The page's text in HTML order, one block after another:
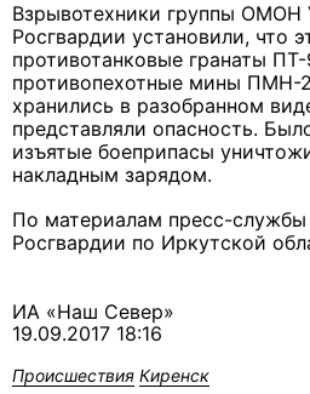
Взрывотехники группы ОМОН
Росгвардии установили, что
противотанковые гранаты
противопехотные мины ПМН-
хранились в разобранном
представляли опасность.
изъятые боеприпасы
накладным зарядом.
По материалам пресс-службы
Росгвардии по Иркутской
ИА «Наш Север»
19.09.2017 18:16
Происшествия Киренск